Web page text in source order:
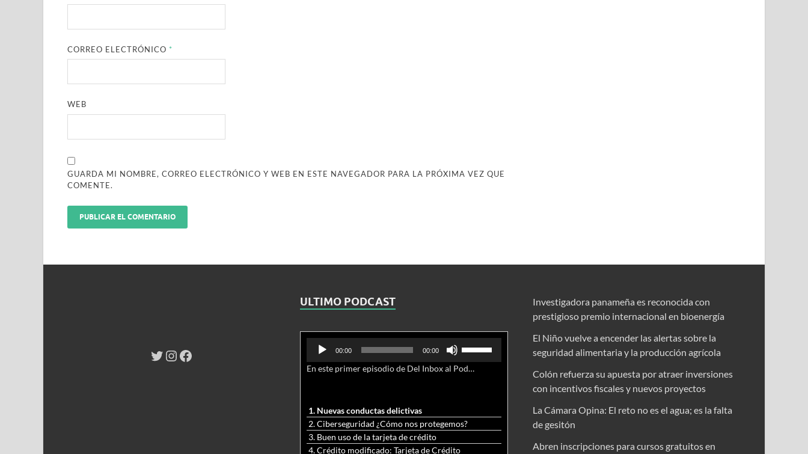
CORREO ELECTRÓNICO *
WEB
GUARDA MI NOMBRE, CORREO ELECTRÓNICO Y WEB EN ESTE NAVEGADOR PARA LA PRÓXIMA VEZ QUE
COMENTE.
ULTIMO PODCAST
Reproductor
audio
00:00 00:00
las
teclas
para
aumentar
o
En este primer episodio de Del Inbox al Podcast, analizamos junto al abogado Jonathan Brown las nuevas conductas delictivas cibernéticas y la necesidad de hacer modificaciones al Código Penal.
1. Nuevas conductas delictivas
2. Ciberseguridad ¿Cómo nos protegemos?
3. Buen uso de la tarjeta de crédito
4. Crédito modificado: Tarjeta de Crédito
Investigadora panameña es reconocida con
prestigioso premio internacional en bioenergía
El Niño vuelve a encender las alertas sobre la
seguridad alimentaria y la producción agrícola
Colón refuerza su apuesta por atraer inversiones
con incentivos fiscales y nuevos proyectos
La Cámara Opina: El reto no es el agua; es la falta
de gesitón
Abren inscripciones para cursos gratuitos en